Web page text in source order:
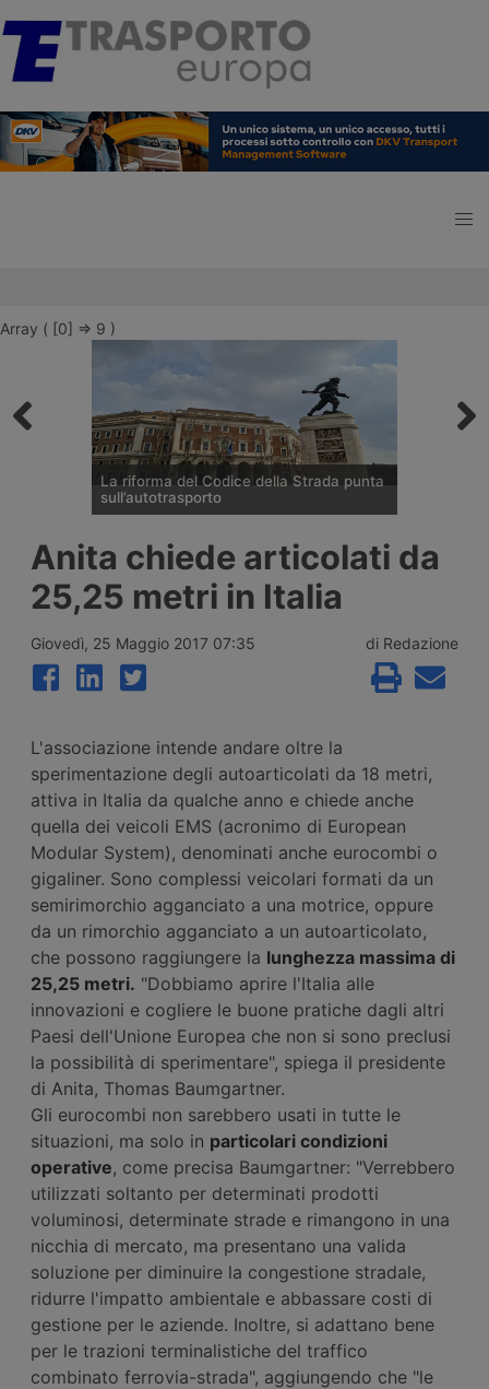
Array ( [0] => 9 )
La riforma del Codice della Strada punta
sull’autotrasporto
fine di luglio 2026 le linee della riforma del
Codice della Strada: patente C1 a 17 anni,
guida senza Cqc per un anno,
riorganizzazione delle sanzioni in 21 fasce,
ruolo per gli ausiliari di Polizia Stradale.
Anita chiede articolati da
25,25 metri in Italia
Giovedì, 25 Maggio 2017 07:35 di Redazione
L'associazione intende andare oltre la
sperimentazione degli autoarticolati da 18 metri,
attiva in Italia da qualche anno e chiede anche
quella dei veicoli EMS (acronimo di European
Modular System), denominati anche eurocombi o
gigaliner. Sono complessi veicolari formati da un
semirimorchio agganciato a una motrice, oppure
da un rimorchio agganciato a un autoarticolato,
che possono raggiungere la lunghezza massima di
25,25 metri. "Dobbiamo aprire l'Italia alle
innovazioni e cogliere le buone pratiche dagli altri
Paesi dell'Unione Europea che non si sono preclusi
la possibilità di sperimentare", spiega il presidente
di Anita, Thomas Baumgartner.
Gli eurocombi non sarebbero usati in tutte le
situazioni, ma solo in particolari condizioni
operative, come precisa Baumgartner: "Verrebbero
utilizzati soltanto per determinati prodotti
voluminosi, determinate strade e rimangono in una
nicchia di mercato, ma presentano una valida
soluzione per diminuire la congestione stradale,
ridurre l'impatto ambientale e abbassare costi di
gestione per le aziende. Inoltre, si adattano bene
per le trazioni terminalistiche del traffico
combinato ferrovia-strada", aggiungendo che "le